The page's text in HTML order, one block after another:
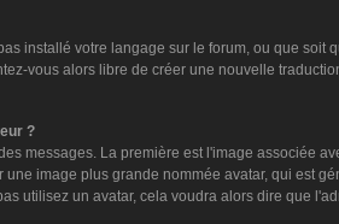
installé votre langage sur le forum, ou que
vous alors libre de créer une nouvelle
?
messages. La première est l'image
image plus grande nommée avatar, qui est
utilisez un avatar, cela voudra alors dire que